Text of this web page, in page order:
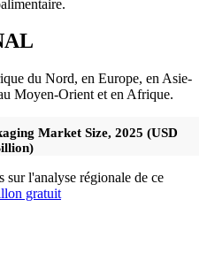
du Nord, en Europe, en Asie-
Moyen-Orient et en Afrique.
Market Size, 2025 (USD
l'analyse régionale de ce
gratuit